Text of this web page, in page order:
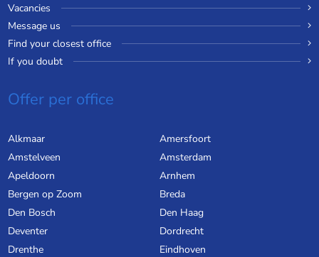
Vacancies
Message us
Find your closest office
If you doubt
Offer per office
Alkmaar
Amersfoort
Amstelveen
Amsterdam
Apeldoorn
Arnhem
Bergen op Zoom
Breda
Den Bosch
Den Haag
Deventer
Dordrecht
Drenthe
Eindhoven